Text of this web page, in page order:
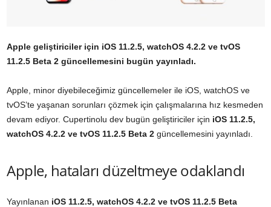
Apple geliştiriciler için iOS 11.2.5, watchOS 4.2.2 ve tvOS
11.2.5 Beta 2 güncellemesini bugün yayınladı.
Apple, minor diyebileceğimiz güncellemeler ile iOS, watchOS ve
tvOS’te yaşanan sorunları çözmek için çalışmalarına hız kesmeden
devam ediyor. Cupertinolu dev bugün geliştiriciler için iOS 11.2.5,
watchOS 4.2.2 ve tvOS 11.2.5 Beta 2 güncellemesini yayınladı.
Apple, hataları düzeltmeye odaklandı
Yayınlanan iOS 11.2.5, watchOS 4.2.2 ve tvOS 11.2.5 Beta